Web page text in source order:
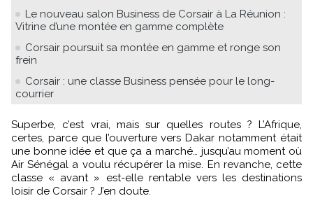
Le nouveau salon Business de Corsair à La Réunion :
Vitrine d’une montée en gamme complète
Corsair poursuit sa montée en gamme et ronge son
frein
Corsair : une classe Business pensée pour le long-
courrier
Superbe, c’est vrai, mais sur quelles routes ? L’Afrique,
certes, parce que l’ouverture vers Dakar notamment était
une bonne idée et que ça a marché… jusqu’au moment où
Air Sénégal a voulu récupérer la mise. En revanche, cette
classe « avant » est-elle rentable vers les destinations
loisir de Corsair ? J’en doute.